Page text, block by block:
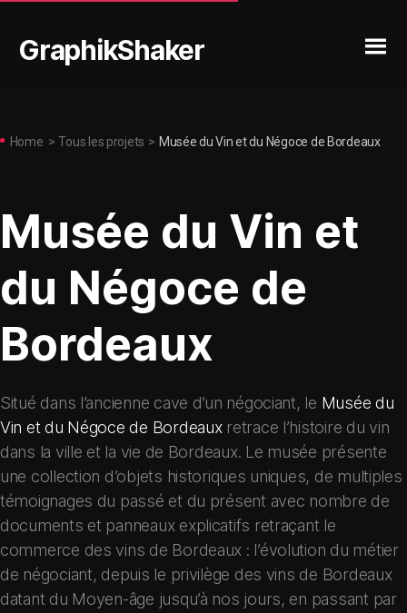
GraphikShaker
Home > Tous les projets > Musée du Vin et du Négoce de Bordeaux
Musée du Vin et
du Négoce de
Bordeaux
Situé dans l’ancienne cave d’un négociant, le Musée du
Vin et du Négoce de Bordeauxretrace l’histoire du vin
dans la ville et la vie de Bordeaux. Le musée présente
une collection d’objets historiques uniques, de multiples
témoignages du passé et du présent avec nombre de
documents et panneaux explicatifs retraçant le
commerce des vins de Bordeaux : l’évolution du métier
de négociant, depuis le privilège des vins de Bordeaux
datant du Moyen-âge jusqu’à nos jours, en passant par